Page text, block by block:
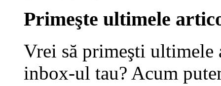
Primeşte ultimele
Vrei să primeşti
inbox-ul tau? Acum